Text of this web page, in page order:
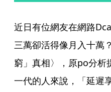
近日有位網友在網路
三萬卻活得像月入十萬
窮」真相〉，原po分析
一代的人來說，「延遲